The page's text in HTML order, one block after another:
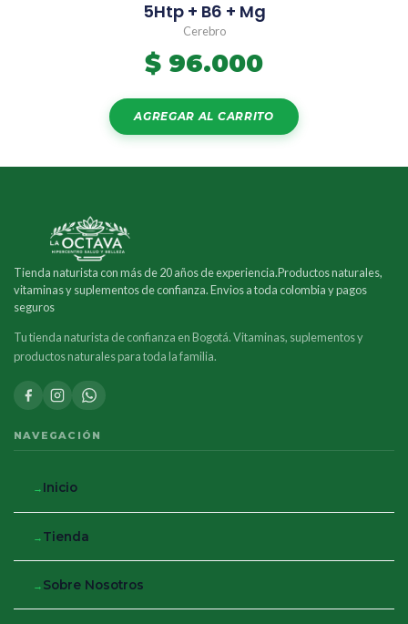
5Htp + B6 + Mg
Cerebro
$ 96.000
AGREGAR AL CARRITO
Tienda naturista con más de 20 años de experiencia.Productos naturales,
vitaminas y suplementos de confianza. Envios a toda colombia y pagos
seguros
Tu tienda naturista de confianza en Bogotá. Vitaminas, suplementos y
productos naturales para toda la familia.
NAVEGACIÓN
Inicio
Tienda
Sobre Nosotros